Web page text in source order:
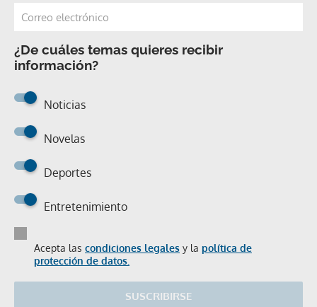
¿De cuáles temas quieres recibir
información?
Noticias
Novelas
Deportes
Entretenimiento
Acepta las condiciones legales y la política de
protección de datos.
SUSCRIBIRSE